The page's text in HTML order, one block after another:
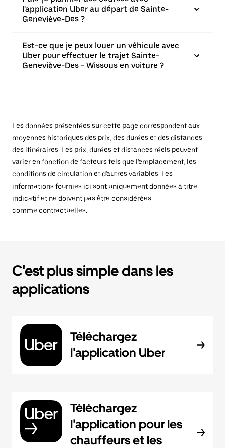
l'application Uber au départ de Sainte-
Geneviève-Des ?
Est-ce que je peux louer un véhicule avec
Uber pour effectuer le trajet Sainte-
Geneviève-Des - Wissous en voiture ?
Les données présentées sur cette page correspondent aux
moyennes historiques des prix, des durées et des distances
des itinéraires. Les prix, durées et distances réels peuvent
varier en fonction de facteurs tels que l'emplacement, les
conditions de circulation et d'autres variables. Les
informations fournies ici sont uniquement données à titre
indicatif et ne doivent pas être considérées
comme contractuelles.
C'est plus simple dans les
applications
Téléchargez
l'application Uber
Téléchargez
l'application pour les
chauffeurs et les